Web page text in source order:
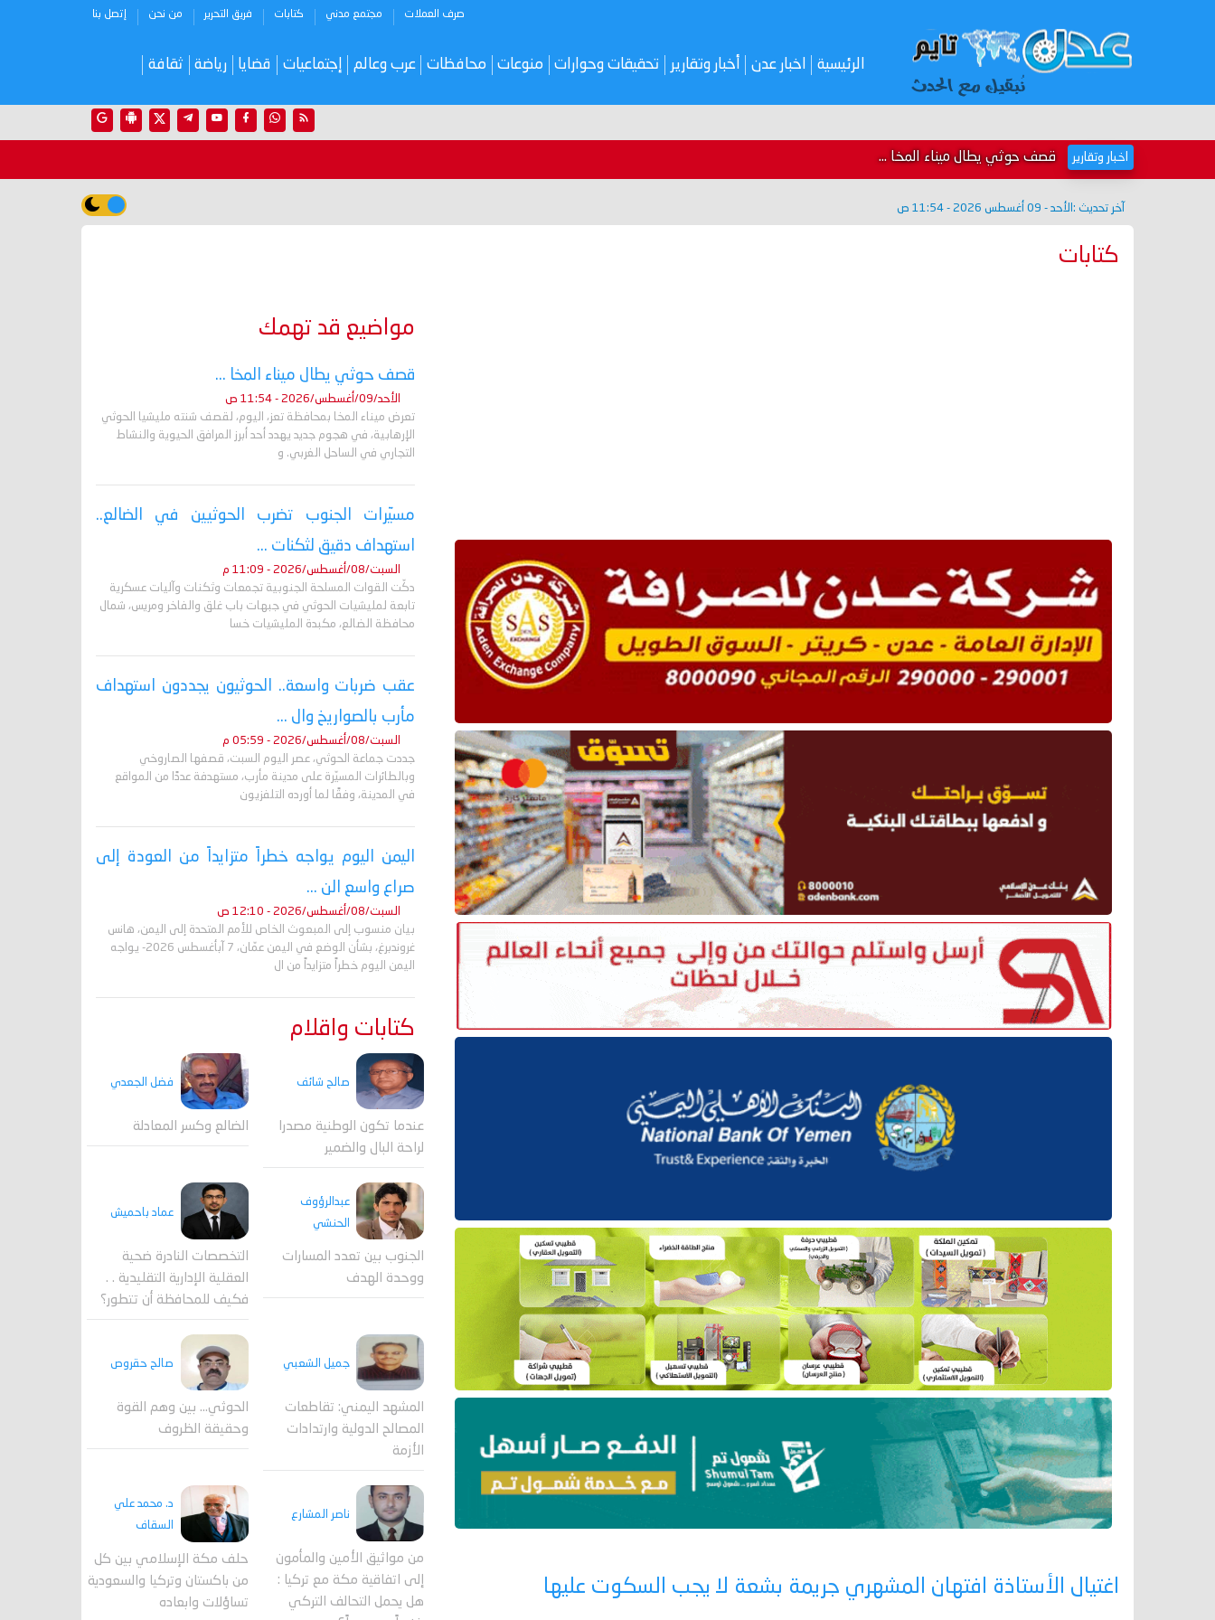
صرف العملات مجتمع مدني كتابات فريق التحرير من نحن إتصل بنا
الرئيسية اخبار عدن أخبار وتقارير تحقيقات وحوارات منوعات محافظات عرب وعالم إجتماعيات قضايا رياضة ثقافة
اخبار وتقارير قصف حوثي يطال ميناء المخا ...
آخر تحديث : الأحد - 09 أغسطس 2026 - 11:54 ص
كتابات
اغتيال الأستاذة افتهان المشهري جريمة بشعة لا يجب السكوت عليها
مواضيع قد تهمك
قصف حوثي يطال ميناء المخا ...
الأحد/09/أغسطس/2026 - 11:54 ص
تعرض ميناء المخا بمحافظة تعز، اليوم، لقصف شنته مليشيا الحوثي
الإرهابية، في هجوم جديد يهدد أحد أبرز المرافق الحيوية والنشاط
التجاري في الساحل الغربي. و
مسيّرات الجنوب تضرب الحوثيين في الضالع..
استهداف دقيق لثكنات ...
السبت/08/أغسطس/2026 - 11:09 م
دكّت القوات المسلحة الجنوبية تجمعات وثكنات وآليات عسكرية
تابعة لمليشيات الحوثي في جبهات باب غلق والفاخر ومريس، شمال
محافظة الضالع، مكبدة المليشيات خسا
عقب ضربات واسعة.. الحوثيون يجددون استهداف
مأرب بالصواريخ وال ...
السبت/08/أغسطس/2026 - 05:59 م
جددت جماعة الحوثي، عصر اليوم السبت، قصفها الصاروخي
وبالطائرات المسيّرة على مدينة مأرب، مستهدفة عددًا من المواقع
في المدينة، وفقًا لما أورده التلفزيون
اليمن اليوم يواجه خطراً متزايداً من العودة إلى
صراع واسع الن ...
السبت/08/أغسطس/2026 - 12:10 ص
بيان منسوب إلى المبعوث الخاص للأمم المتحدة إلى اليمن، هانس
غروندبرغ، بشأن الوضع في اليمن عمّان، 7 آبأغسطس 2026- يواجه
اليمن اليوم خطراً متزايداً من ال
كتابات واقلام
صالح شائف
عندما تكون الوطنية مصدرا
لراحة البال والضمير
فضل الجعدي
الضالع وكسر المعادلة
عبدالرؤوف
الحنشي
الجنوب بين تعدد المسارات
ووحدة الهدف
عماد باحميش
التخصصات النادرة ضحية
العقلية الإدارية التقليدية . .
فكيف للمحافظة أن تتطور؟
جميل الشعبي
المشهد اليمني: تقاطعات
المصالح الدولية وارتدادات
الأزمة
صالح حقروص
الحوثي... بين وهم القوة
وحقيقة الظروف
ناصر المشارع
من مواثيق الأمين والمأمون
إلى اتفاقية مكة مع تركيا :
هل يحمل التحالف التركي
د. محمد علي
السقاف
حلف مكة الإسلامي بين كل
من باكستان وتركيا والسعودية
تساؤلات وابعاده